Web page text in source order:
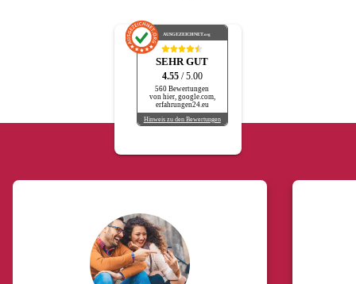
AUSGEZEICHNET.org
SEHR GUT
4.55 / 5.00
560 Bewertungen
von hier, google.com,
erfahrungen24.eu
Hinweis zu den Bewertungen